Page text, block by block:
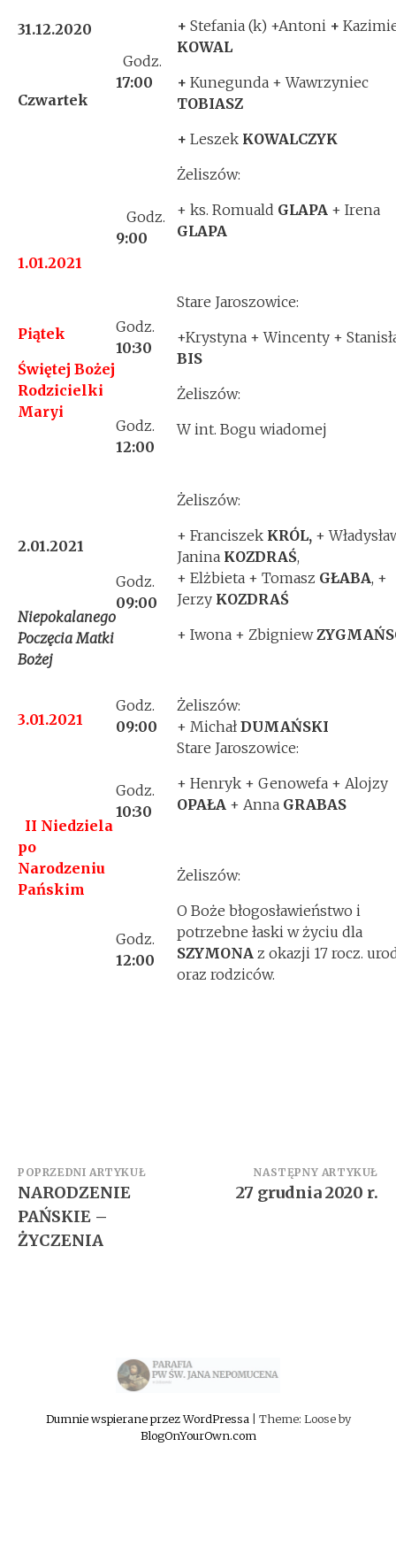
31.12.2020
Czwartek
Godz.
17:00
+ Stefania (k) +Antoni +
KOWAL
+ Kunegunda + Wawrzyniec
TOBIASZ
+ Leszek KOWALCZYK
1.01.2021
Piątek
Świętej Bożej
Rodzicielki
Maryi
Godz.
9:00
Żeliszów:
+ ks. Romuald GLAPA + Irena
GLAPA
Godz.
10:30
Stare Jaroszowice:
+Krystyna + Wincenty +
BIS
Godz.
12:00
Żeliszów:
W int. Bogu wiadomej
2.01.2021
Niepokalanego
Poczęcia Matki
Bożej
Godz.
09:00
Żeliszów:
+ Franciszek KRÓL, +
Janina KOZDRAŚ,
+ Elżbieta + Tomasz GŁABA, +
Jerzy KOZDRAŚ
+ Iwona + Zbigniew
3.01.2021
II Niedziela
po
Narodzeniu
Pańskim
Godz.
09:00
Żeliszów:
+ Michał DUMAŃSKI
Godz.
10:30
Stare Jaroszowice:
+ Henryk + Genowefa + Alojzy
OPAŁA + Anna GRABAS
Godz.
12:00
Żeliszów:
O Boże błogosławieństwo i
potrzebne łaski w życiu dla
SZYMONA z okazji 17 rocz.
oraz rodziców.
Zobacz
wpisy
POPRZEDNI ARTYKUŁ
NARODZENIE
PAŃSKIE –
ŻYCZENIA
NASTĘPNY ARTYKUŁ
27 grudnia 2020 r.
Dumnie wspierane przez WordPressa
Theme: Loose by
BlogOnYourOwn.com